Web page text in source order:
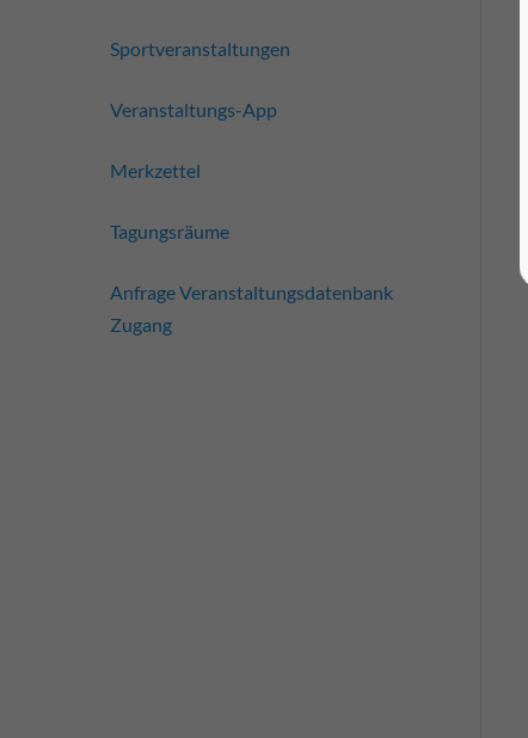
Sportveranstaltungen
Veranstaltungs-App
Merkzettel
Tagungsräume
Anfrage Veranstaltungsdatenbank
Zugang